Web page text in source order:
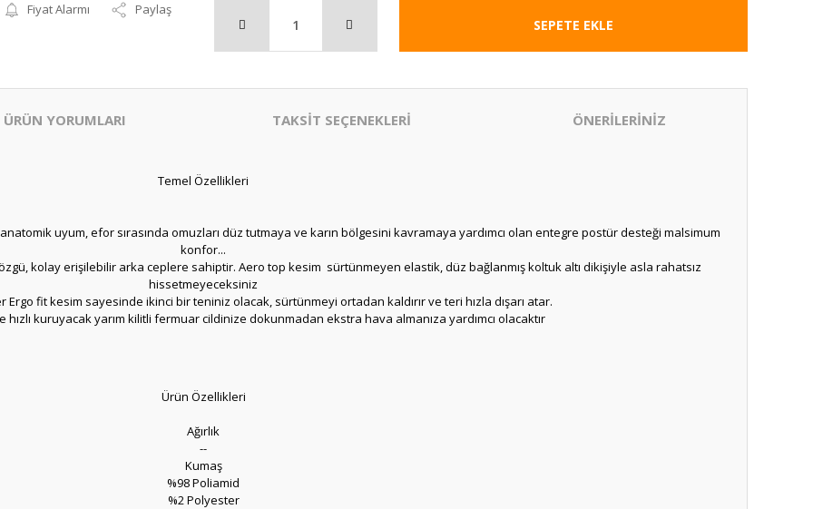
Fiyat Alarmı Paylaş
SEPETE EKLE
ÜRÜN YORUMLARI TAKSİT SEÇENEKLERİ ÖNERİLERİNİZ
Temel Özellikleri
uyum, efor sırasında omuzları düz tutmaya ve karın bölgesini kavramaya yardımcı olan entegre postür desteği malsimum
konfor...
kolay erişilebilir arka ceplere sahiptir. Aero top kesim sürtünmeyen elastik, düz bağlanmış koltuk altı dikişiyle asla rahatsız
hissetmeyeceksiniz
Ergo fit kesim sayesinde ikinci bir teniniz olacak, sürtünmeyi ortadan kaldırır ve teri hızla dışarı atar.
hızlı kuruyacak yarım kilitli fermuar cildinize dokunmadan ekstra hava almanıza yardımcı olacaktır
Ürün Özellikleri
Ağırlık
--
Kumaş
%98 Poliamid
%2 Polyester